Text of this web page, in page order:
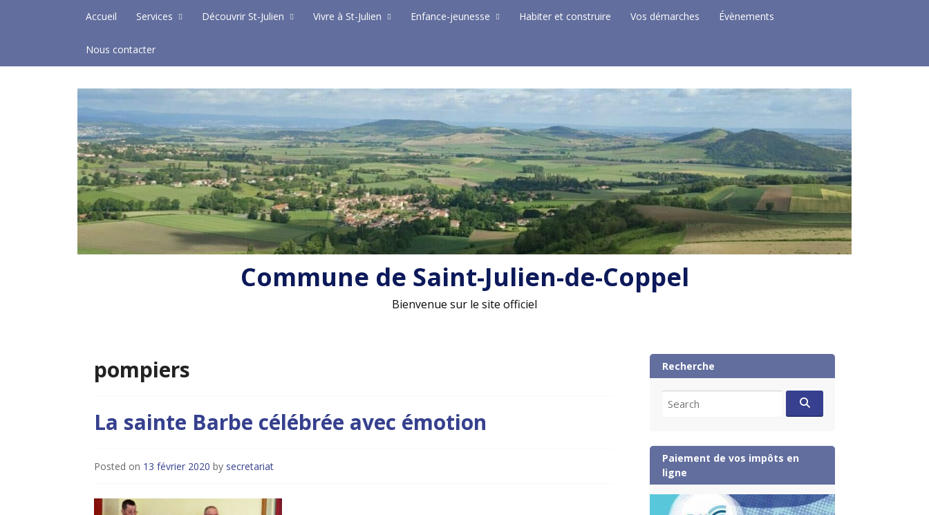
Accueil Services Découvrir St-Julien Vivre à St-Julien Enfance-jeunesse Habiter et construire Vos démarches Évènements
Nous contacter
Commune de Saint-Julien-de-Coppel
Bienvenue sur le site officiel
pompiers
La sainte Barbe célébrée avec émotion
Posted on 13 février 2020 by secretariat
Recherche
for:
Paiement de vos impôts en
ligne